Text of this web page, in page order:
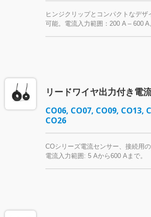
ヒンジクリップとコンパクトなデザ
可能。電流入力範囲：200 A – 600 A
リードワイヤ出力付き電
CO06, CO07, CO09, CO13,
CO26
COシリーズ電流センサー、接続用
電流入力範囲: 5 Aから600 Aまで。